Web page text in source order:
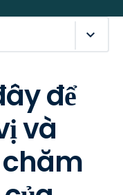
để
và